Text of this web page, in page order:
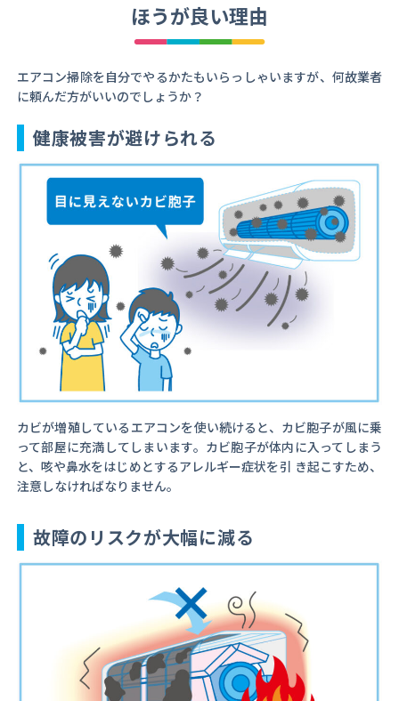
ほうが良い理由
エアコン掃除を自分でやるかたもいらっしゃいますが、何故業者
に頼んだ方がいいのでしょうか？
健康被害が避けられる
カビが増殖しているエアコンを使い続けると、カビ胞子が風に乗
って部屋に充満してしまいます。カビ胞子が体内に入ってしまう
と、咳や鼻水をはじめとするアレルギー症状を引 き起こすため、
注意しなければなりません。
故障のリスクが大幅に減る